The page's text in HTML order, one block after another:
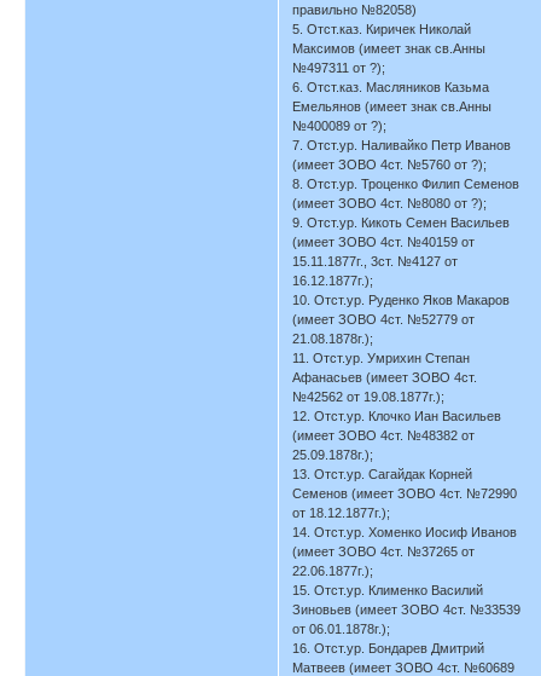
правильно №82058)
5. Отст.каз. Киричек Николай
Максимов (имеет знак св.Анны
№497311 от ?);
6. Отст.каз. Масляников Казьма
Емельянов (имеет знак св.Анны
№400089 от ?);
7. Отст.ур. Наливайко Петр Иванов
(имеет ЗОВО 4ст. №5760 от ?);
8. Отст.ур. Троценко Филип Семенов
(имеет ЗОВО 4ст. №8080 от ?);
9. Отст.ур. Кикоть Семен Васильев
(имеет ЗОВО 4ст. №40159 от
15.11.1877г., 3ст. №4127 от
16.12.1877г.);
10. Отст.ур. Руденко Яков Макаров
(имеет ЗОВО 4ст. №52779 от
21.08.1878г.);
11. Отст.ур. Умрихин Степан
Афанасьев (имеет ЗОВО 4ст.
№42562 от 19.08.1877г.);
12. Отст.ур. Клочко Иан Васильев
(имеет ЗОВО 4ст. №48382 от
25.09.1878г.);
13. Отст.ур. Сагайдак Корней
Семенов (имеет ЗОВО 4ст. №72990
от 18.12.1877г.);
14. Отст.ур. Хоменко Иосиф Иванов
(имеет ЗОВО 4ст. №37265 от
22.06.1877г.);
15. Отст.ур. Клименко Василий
Зиновьев (имеет ЗОВО 4ст. №33539
от 06.01.1878г.);
16. Отст.ур. Бондарев Дмитрий
Матвеев (имеет ЗОВО 4ст. №60689